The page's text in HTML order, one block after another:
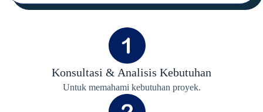
Konsultasi & Analisis Kebutuhan
Untuk memahami kebutuhan proyek.